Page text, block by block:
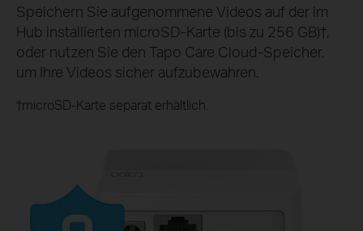
Speichern Sie aufgenommene Videos auf der im
Hub installierten microSD-Karte (bis zu 256 GB)†,
oder nutzen Sie den Tapo Care Cloud-Speicher,
um Ihre Videos sicher aufzubewahren.
†microSD-Karte separat erhältlich.